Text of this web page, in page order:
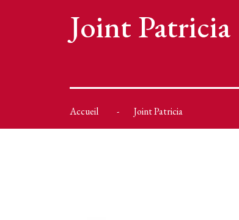
Joint Patricia
Accueil Joint Patricia